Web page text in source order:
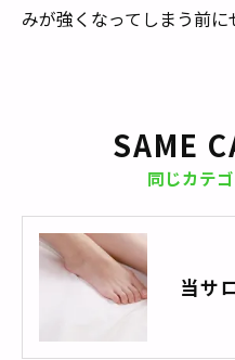
みが強くなってしまう前に
同じカテ
SAME
当サ